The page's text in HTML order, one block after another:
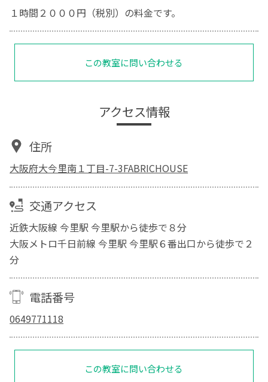
１時間２０００円（税別）の料金です。
この教室に問い合わせる
アクセス情報
住所
大阪府大今里南１丁目-7-3FABRICHOUSE
交通アクセス
近鉄大阪線 今里駅 今里駅から徒歩で８分
大阪メトロ千日前線 今里駅 今里駅６番出口から徒歩で２
分
電話番号
0649771118
この教室に問い合わせる